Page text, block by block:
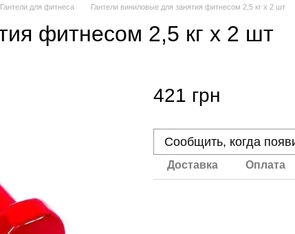
Гантели для фитнеса Гантели виниловые для занятия фитнесом 2,5 кг х 2 шт
фитнесом 2,5 кг х 2 шт
421 грн
Сообщить, когда
Доставка Оплата